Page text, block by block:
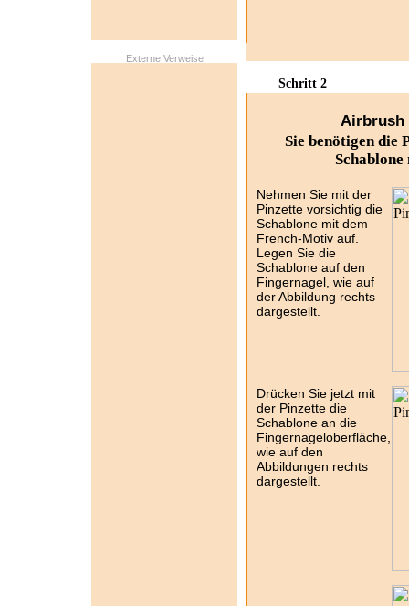
Schritt 2
Airbrush
Sie benötigen die
Nehmen Sie mit der
Pinzette vorsichtig die
Schablone mit dem
French-Motiv auf.
Legen Sie die
Schablone auf den
Fingernagel, wie auf
der Abbildung rechts
dargestellt.
Drücken Sie jetzt mit
der Pinzette die
Schablone an die
Fingernageloberfläche,
wie auf den
Abbildungen rechts
dargestellt.
Externe Verweise